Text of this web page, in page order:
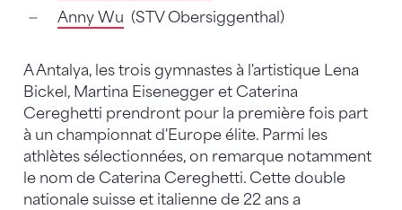
Anny Wu (STV Obersiggenthal)
A Antalya, les trois gymnastes à l'artistique Lena
Bickel, Martina Eisenegger et Caterina
Cereghetti prendront pour la première fois part
à un championnat d'Europe élite. Parmi les
athlètes sélectionnées, on remarque notamment
le nom de Caterina Cereghetti. Cette double
nationale suisse et italienne de 22 ans a